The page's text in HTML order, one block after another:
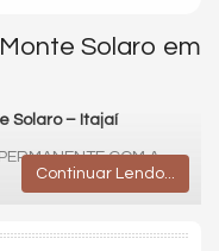
Solaro em
Solaro – Itajaí
COM A
e bem-estar em
Continuar Lendo...